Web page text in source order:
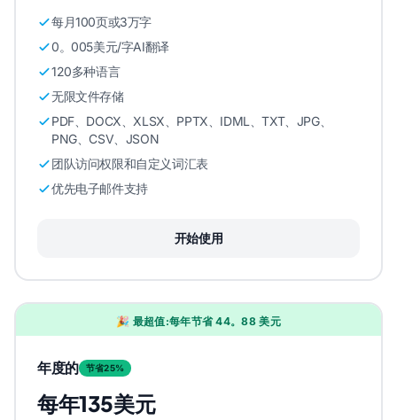
每月100页或3万字
0。005美元/字AI翻译
120多种语言
无限文件存储
PDF、DOCX、XLSX、PPTX、IDML、TXT、JPG、
PNG、CSV、JSON
团队访问权限和自定义词汇表
优先电子邮件支持
开始使用
🎉 最超值:每年节省 44。88 美元
年度的 节省25%
每年135美元